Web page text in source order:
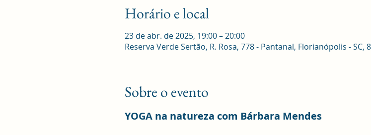
Horário e local
23 de abr. de 2025, 19:00 – 20:00
Reserva Verde Sertão, R. Rosa, 778 - Pantanal, Florianópolis - SC,
Sobre o evento
YOGA na natureza com Bárbara Mendes